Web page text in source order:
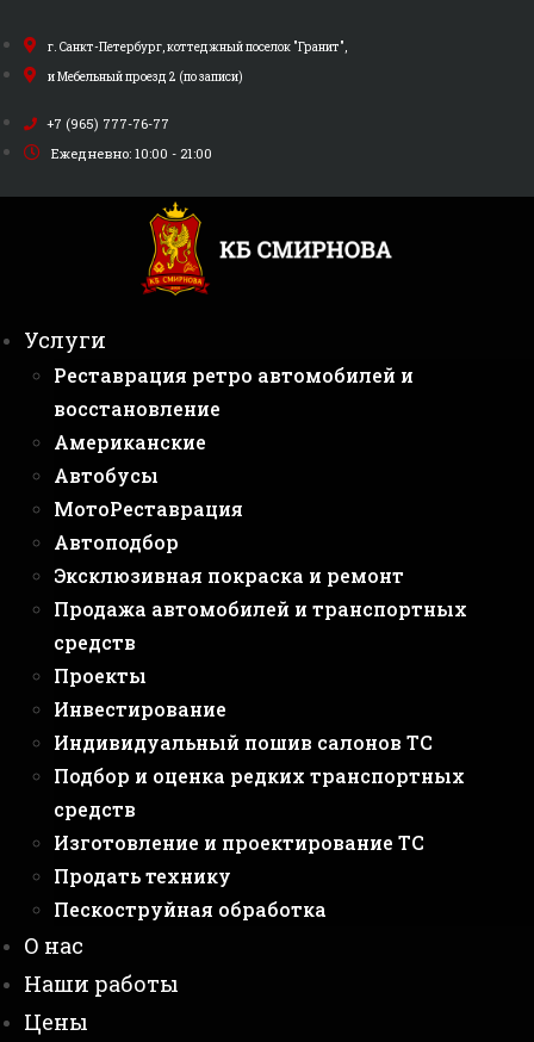
к
содержимому
г. Санкт-Петербург, коттеджный поселок "Гранит",
и Мебельный проезд 2 (по записи)
+7 (965) 777-76-77
Ежедневно: 10:00 - 21:00
Услуги
Реставрация ретро автомобилей и
восстановление
Американские
Автобусы
МотоРеставрация
Автоподбор
Эксклюзивная покраска и ремонт
Продажа автомобилей и транспортных
средств
Проекты
Инвестирование
Индивидуальный пошив салонов ТС
Подбор и оценка редких транспортных
средств
Изготовление и проектирование ТС
Продать технику
Пескоструйная обработка
О нас
Наши работы
Цены